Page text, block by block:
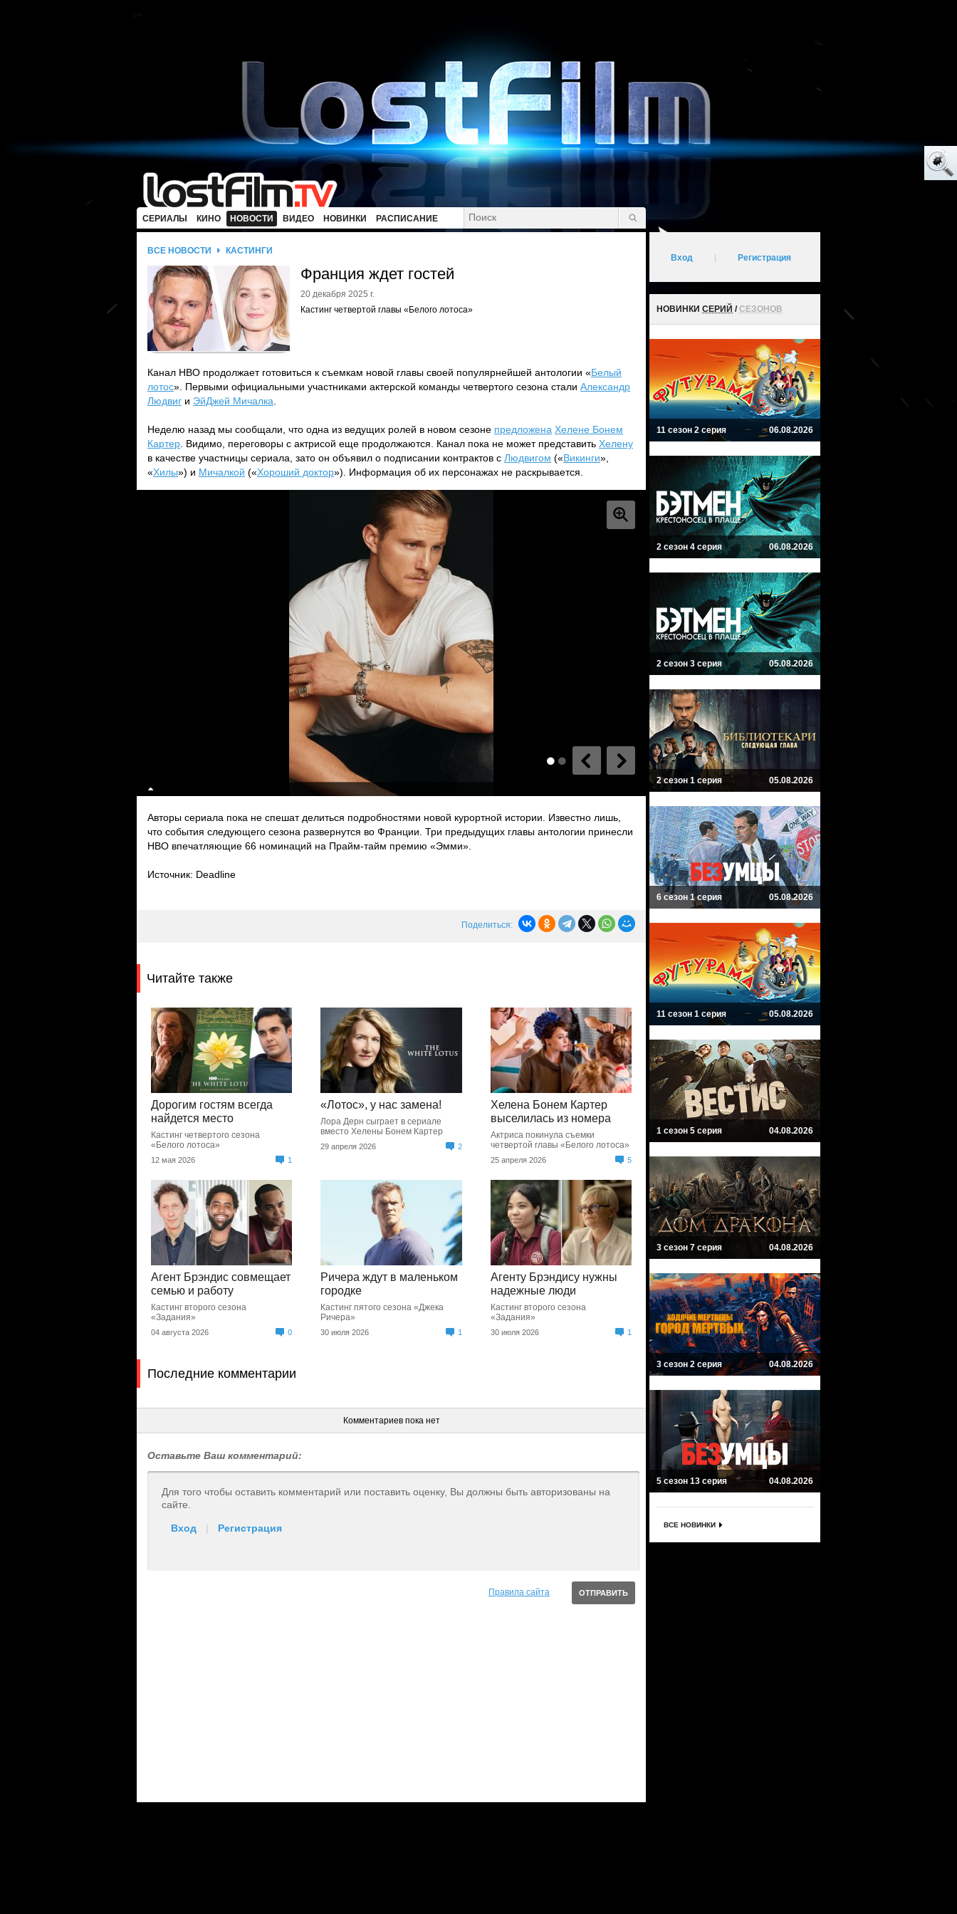
СЕРИАЛЫ КИНО НОВОСТИ ВИДЕО НОВИНКИ РАСПИСАНИЕ
ВСЕ НОВОСТИ КАСТИНГИ
Франция ждет гостей
20 декабря 2025 г.
Кастинг четвертой главы «Белого лотоса»
Канал HBO продолжает готовиться к съемкам новой главы своей популярнейшей антологии «Белый
лотос». Первыми официальными участниками актерской команды четвертого сезона стали Александр
Людвиг и ЭйДжей Мичалка
Неделю назад мы сообщали, что одна из ведущих ролей в новом сезоне предложена Хелене Бонем
Картер . Видимо, переговоры с актрисой еще продолжаются. Канал пока не может представить Хелену
в качестве участницы сериала, зато он объявил о подписании контрактов с Людвигом («Викинги»,
«Хилы») и Мичалкой («Хороший доктор»). Информация об их персонажах не раскрывается.
Авторы сериала пока не спешат делиться подробностями новой курортной истории. Известно лишь,
что события следующего сезона развернутся во Франции. Три предыдущих главы антологии принесли
HBO впечатляющие 66 номинаций на Прайм-тайм премию «Эмми».
Источник: Deadline
Поделиться:
Читайте также
Дорогим гостям всегда
найдется место
Кастинг четвертого сезона
«Белого лотоса»
12 мая 2026 1
«Лотос», у нас замена!
Лора Дерн сыграет в сериале
вместо Хелены Бонем Картер
29 апреля 2026 2
Хелена Бонем Картер
выселилась из номера
Актриса покинула съемки
четвертой главы «Белого лотоса»
25 апреля 2026 5
Агент Брэндис совмещает
семью и работу
Кастинг второго сезона
«Задания»
04 августа 2026 0
Ричера ждут в маленьком
городке
Кастинг пятого сезона «Джека
Ричера»
30 июля 2026 1
Агенту Брэндису нужны
надежные люди
Кастинг второго сезона
«Задания»
30 июля 2026 1
Последние комментарии
Комментариев пока нет
Оставьте Ваш комментарий:
Для того чтобы оставить комментарий или поставить оценку, Вы должны быть авторизованы на
сайте.
Вход | Регистрация
Правила сайта
Вход Регистрация
НОВИНКИ СЕРИЙ /СЕЗОНОВ
11 сезон 2 серия 06.08.2026
2 сезон 4 серия 06.08.2026
2 сезон 3 серия 05.08.2026
2 сезон 1 серия 05.08.2026
6 сезон 1 серия 05.08.2026
11 сезон 1 серия 05.08.2026
1 сезон 5 серия 04.08.2026
3 сезон 7 серия 04.08.2026
3 сезон 2 серия 04.08.2026
5 сезон 13 серия 04.08.2026
ВСЕ НОВИНКИ